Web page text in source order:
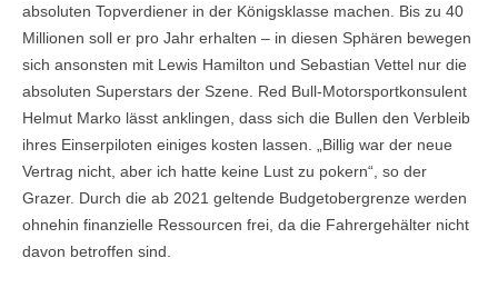
absoluten Topverdiener in der Königsklasse machen. Bis zu 40
Millionen soll er pro Jahr erhalten – in diesen Sphären bewegen
sich ansonsten mit Lewis Hamilton und Sebastian Vettel nur die
absoluten Superstars der Szene. Red Bull-Motorsportkonsulent
Helmut Marko lässt anklingen, dass sich die Bullen den Verbleib
ihres Einserpiloten einiges kosten lassen. „Billig war der neue
Vertrag nicht, aber ich hatte keine Lust zu pokern“, so der
Grazer. Durch die ab 2021 geltende Budgetobergrenze werden
ohnehin finanzielle Ressourcen frei, da die Fahrergehälter nicht
davon betroffen sind.